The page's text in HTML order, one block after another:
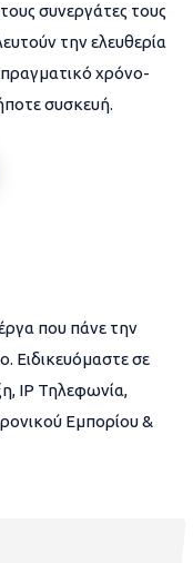
συνεργάτες τους
την ελευθερία
χρόνο-
συσκευή.
που πάνε την
Ειδικευόμαστε σε
IP Τηλεφωνία,
Εμπορίου &